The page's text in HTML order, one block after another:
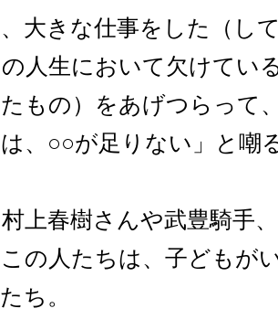
大きな仕事をした（し
人生において欠けてい
もの）をあげつらって
、○○が足りない」と嘲
上春樹さんや武豊騎手
の人たちは、子どもが
ち。